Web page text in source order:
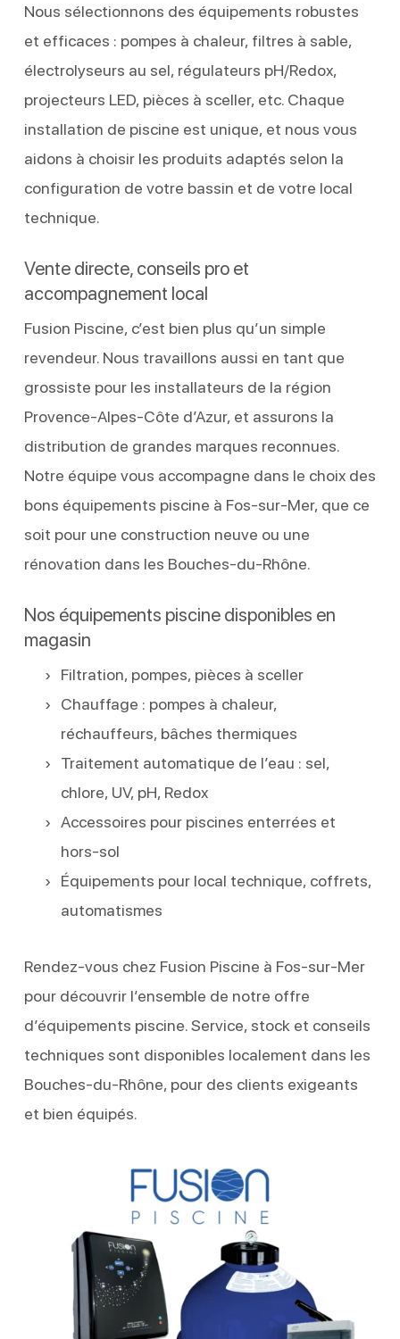
Nous sélectionnons des équipements robustes
et efficaces : pompes à chaleur, filtres à sable,
électrolyseurs au sel, régulateurs pH/Redox,
projecteurs LED, pièces à sceller, etc. Chaque
installation de piscine est unique, et nous vous
aidons à choisir les produits adaptés selon la
configuration de votre bassin et de votre local
technique.
Vente directe, conseils pro et
accompagnement local
Fusion Piscine, c’est bien plus qu’un simple
revendeur. Nous travaillons aussi en tant que
grossiste pour les installateurs de la région
Provence-Alpes-Côte d’Azur, et assurons la
distribution de grandes marques reconnues.
Notre équipe vous accompagne dans le choix des
bons équipements piscine à Fos-sur-Mer, que ce
soit pour une construction neuve ou une
rénovation dans les Bouches-du-Rhône.
Nos équipements piscine disponibles en
magasin
Filtration, pompes, pièces à sceller
Chauffage : pompes à chaleur,
réchauffeurs, bâches thermiques
Traitement automatique de l’eau : sel,
chlore, UV, pH, Redox
Accessoires pour piscines enterrées et
hors-sol
Équipements pour local technique, coffrets,
automatismes
Rendez-vous chez Fusion Piscine à Fos-sur-Mer
pour découvrir l’ensemble de notre offre
d’équipements piscine. Service, stock et conseils
techniques sont disponibles localement dans les
Bouches-du-Rhône, pour des clients exigeants
et bien équipés.